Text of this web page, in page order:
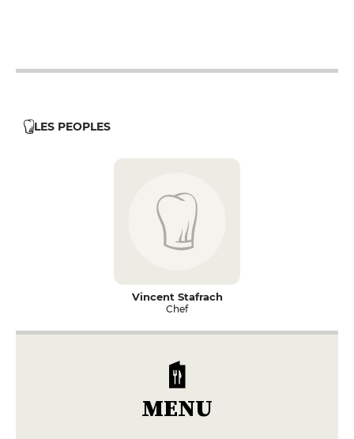
LES PEOPLES
Vincent Stafrach
Chef
MENU